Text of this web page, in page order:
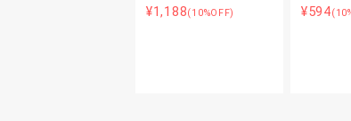
¥1,188(10%OFF) ¥594